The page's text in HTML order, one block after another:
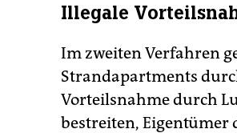
Illegale
Im zweiten Verfahren
Strandapartments
Vorteilsnahme durch
bestreiten, Eigentümer